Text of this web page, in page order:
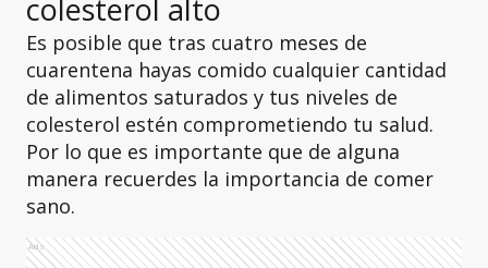
colesterol alto
Es posible que tras cuatro meses de
cuarentena hayas comido cualquier cantidad
de alimentos saturados y tus niveles de
colesterol estén comprometiendo tu salud.
Por lo que es importante que de alguna
manera recuerdes la importancia de comer
sano.
Ads